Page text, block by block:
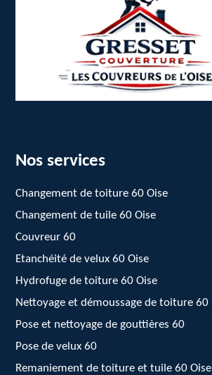
Nos services
Changement de toiture 60 Oise
Changement de tuile 60 Oise
Couvreur 60
Etanchéité de velux 60 Oise
Hydrofuge de toiture 60 Oise
Nettoyage et démoussage de toiture 60
Pose et nettoyage de gouttières 60
Pose de velux 60
Remaniement de toiture et tuile 60 Oise